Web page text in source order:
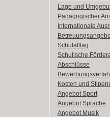
Lage und
Pädagogischer
Internationale
Schulalltag
Schulische
Abschlüsse
Kosten und
Angebot Sport
Angebot Sprache
Angebot Musik